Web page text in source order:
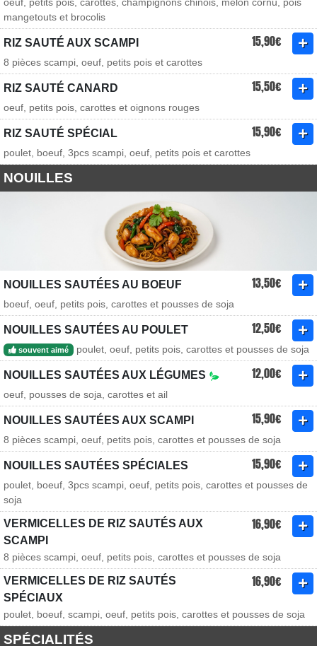
mangetouts et brocolis
RIZ SAUTÉ AUX SCAMPI 15,90€
8 pièces scampi, oeuf, petits pois et carottes
RIZ SAUTÉ CANARD 15,50€
oeuf, petits pois, carottes et oignons rouges
RIZ SAUTÉ SPÉCIAL 15,90€
poulet, boeuf, 3pcs scampi, oeuf, petits pois et carottes
NOUILLES
NOUILLES SAUTÉES AU BOEUF 13,50€
boeuf, oeuf, petits pois, carottes et pousses de soja
NOUILLES SAUTÉES AU POULET 12,50€
souvent aimé poulet, oeuf, petits pois, carottes et pousses de soja
NOUILLES SAUTÉES AUX LÉGUMES 12,00€
oeuf, pousses de soja, carottes et ail
NOUILLES SAUTÉES AUX SCAMPI 15,90€
8 pièces scampi, oeuf, petits pois, carottes et pousses de soja
NOUILLES SAUTÉES SPÉCIALES 15,90€
poulet, boeuf, 3pcs scampi, oeuf, petits pois, carottes et pousses de
soja
VERMICELLES DE RIZ SAUTÉS AUX
SCAMPI
16,90€
8 pièces scampi, oeuf, petits pois, carottes et pousses de soja
VERMICELLES DE RIZ SAUTÉS
SPÉCIAUX
16,90€
poulet, boeuf, scampi, oeuf, petits pois, carottes et pousses de soja
SPÉCIALITÉS